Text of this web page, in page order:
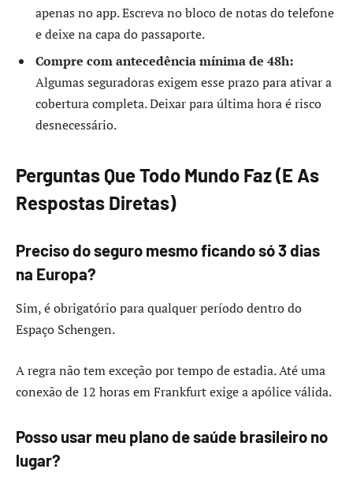
apenas no app. Escreva no bloco de notas do telefone
e deixe na capa do passaporte.
Compre com antecedência mínima de 48h:
Algumas seguradoras exigem esse prazo para ativar a
cobertura completa. Deixar para última hora é risco
desnecessário.
Perguntas Que Todo Mundo Faz (E As
Respostas Diretas)
Preciso do seguro mesmo ficando só 3 dias
na Europa?
Sim, é obrigatório para qualquer período dentro do
Espaço Schengen.
A regra não tem exceção por tempo de estadia. Até uma
conexão de 12 horas em Frankfurt exige a apólice válida.
Posso usar meu plano de saúde brasileiro no
lugar?